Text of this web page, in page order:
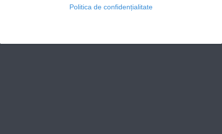
Politica de confidențialitate